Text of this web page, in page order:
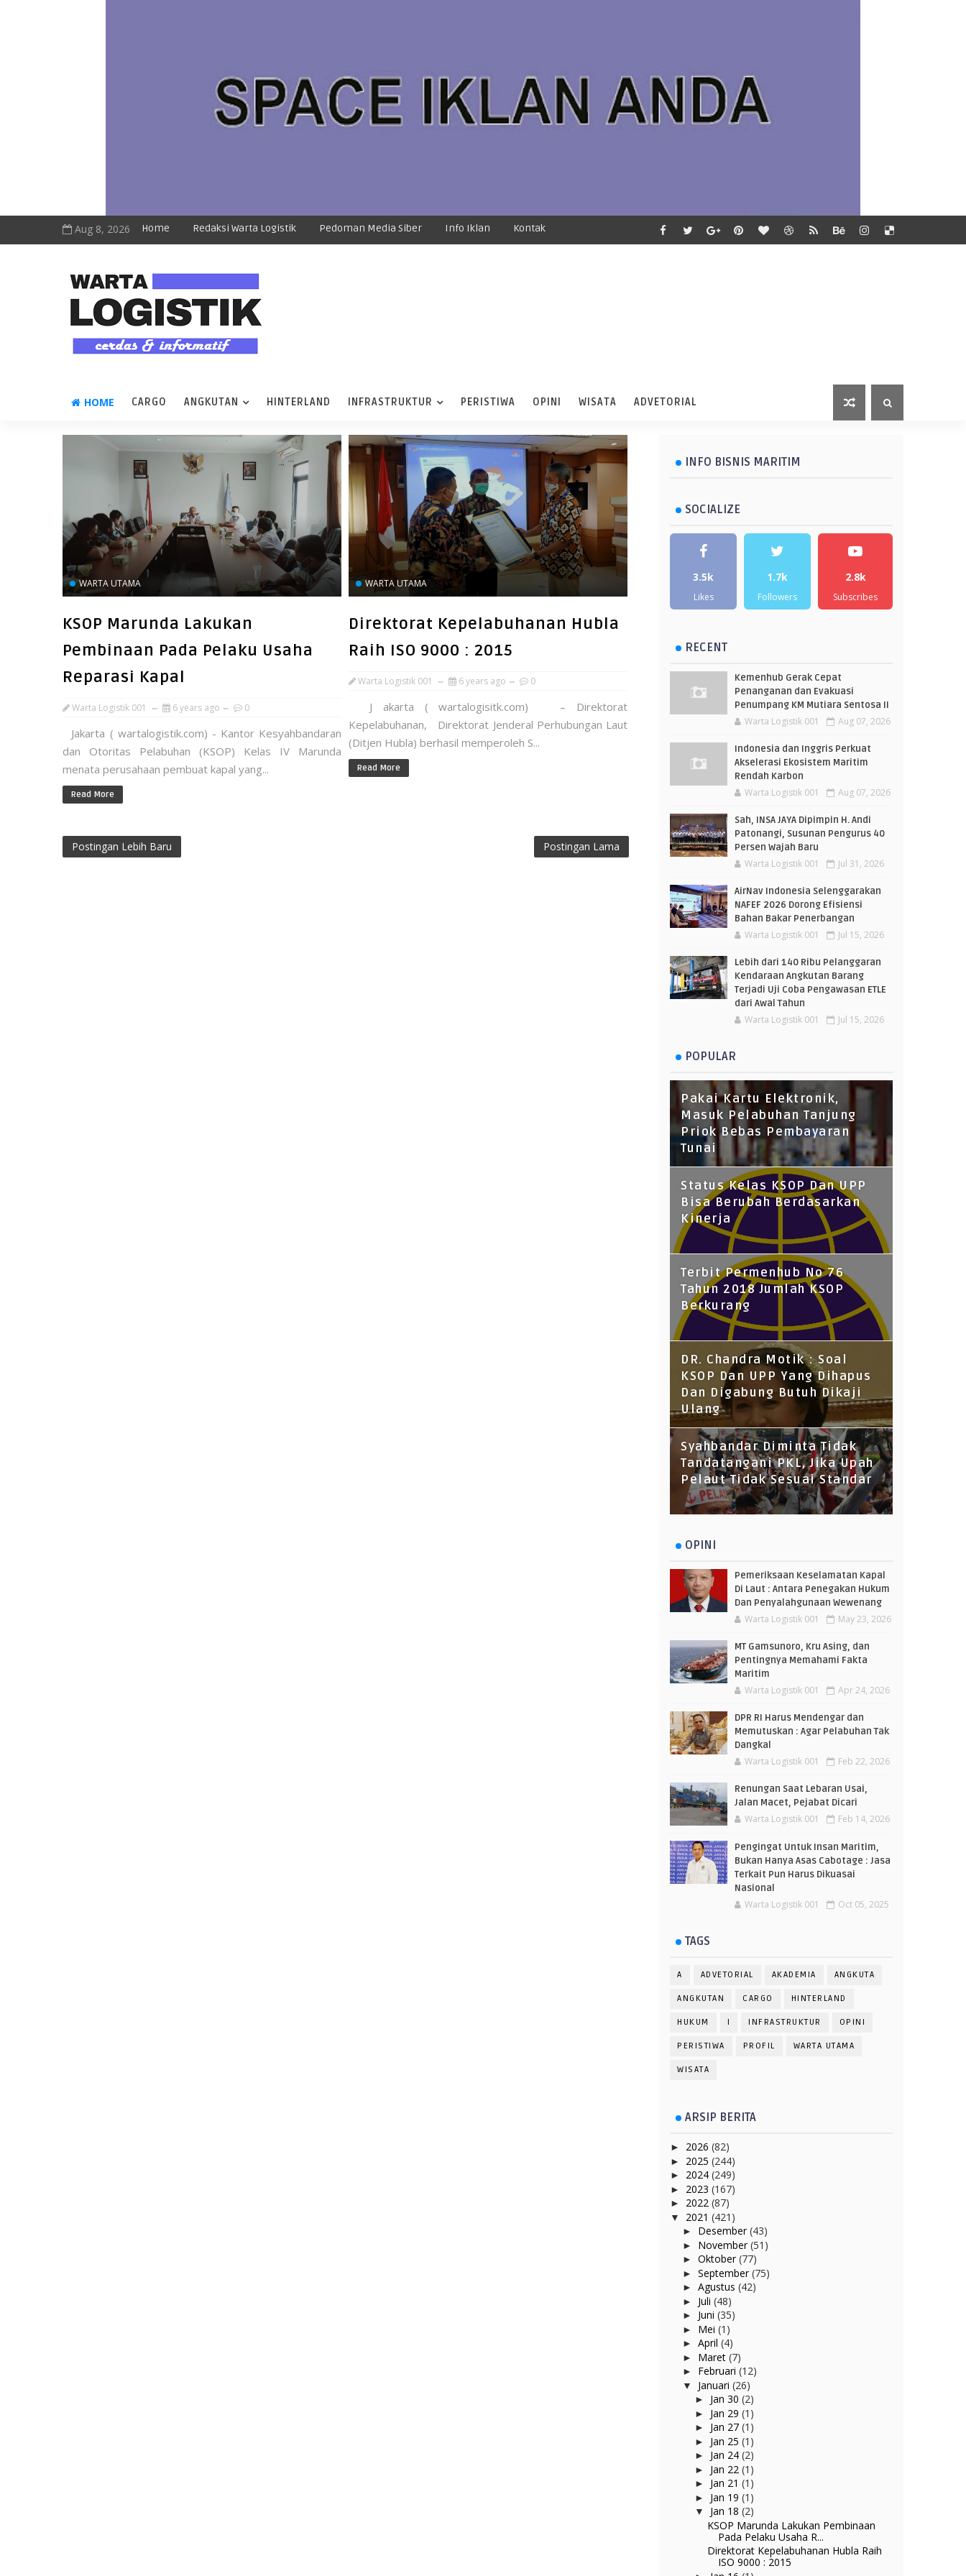
Aug 8, 2026 Home Redaksi Warta Logistik Pedoman Media Siber Info Iklan Kontak
HOME CARGO ANGKUTAN HINTERLAND INFRASTRUKTUR PERISTIWA OPINI WISATA ADVETORIAL
WARTA UTAMA
KSOP Marunda Lakukan
Pembinaan Pada Pelaku Usaha
Reparasi Kapal
Warta Logistik 001 6 years ago 0
Jakarta ( wartalogistik.com) - Kantor Kesyahbandaran
dan Otoritas Pelabuhan (KSOP) Kelas IV Marunda
menata perusahaan pembuat kapal yang...
Read More
WARTA UTAMA
Direktorat Kepelabuhanan Hubla
Raih ISO 9000 : 2015
Warta Logistik 001 6 years ago 0
J akarta ( wartalogisitk.com) – Direktorat
Kepelabuhanan, Direktorat Jenderal Perhubungan Laut
(Ditjen Hubla) berhasil memperoleh S...
Read More
Postingan Lebih Baru Postingan Lama
INFO BISNIS MARITIM
SOCIALIZE
3.5k
Likes
1.7k
Followers
2.8k
Subscribes
RECENT
Kemenhub Gerak Cepat
Penanganan dan Evakuasi
Penumpang KM Mutiara Sentosa II
Warta Logistik 001 Aug 07, 2026
Indonesia dan Inggris Perkuat
Akselerasi Ekosistem Maritim
Rendah Karbon
Warta Logistik 001 Aug 07, 2026
Sah, INSA JAYA Dipimpin H. Andi
Patonangi, Susunan Pengurus 40
Persen Wajah Baru
Warta Logistik 001 Jul 31, 2026
AirNav Indonesia Selenggarakan
NAFEF 2026 Dorong Efisiensi
Bahan Bakar Penerbangan
Warta Logistik 001 Jul 15, 2026
Lebih dari 140 Ribu Pelanggaran
Kendaraan Angkutan Barang
Terjadi Uji Coba Pengawasan ETLE
dari Awal Tahun
Warta Logistik 001 Jul 15, 2026
POPULAR
Pakai Kartu Elektronik,
Masuk Pelabuhan Tanjung
Priok Bebas Pembayaran
Tunai
Status Kelas KSOP Dan UPP
Bisa Berubah Berdasarkan
Kinerja
Terbit Permenhub No 76
Tahun 2018 Jumlah KSOP
Berkurang
DR. Chandra Motik : Soal
KSOP Dan UPP Yang Dihapus
Dan Digabung Butuh Dikaji
Ulang
Syahbandar Diminta Tidak
Tandatangani PKL, Jika Upah
Pelaut Tidak Sesuai Standar
OPINI
Pemeriksaan Keselamatan Kapal
Di Laut : Antara Penegakan Hukum
Dan Penyalahgunaan Wewenang
Warta Logistik 001 May 23, 2026
MT Gamsunoro, Kru Asing, dan
Pentingnya Memahami Fakta
Maritim
Warta Logistik 001 Apr 24, 2026
DPR RI Harus Mendengar dan
Memutuskan : Agar Pelabuhan Tak
Dangkal
Warta Logistik 001 Feb 22, 2026
Renungan Saat Lebaran Usai,
Jalan Macet, Pejabat Dicari
Warta Logistik 001 Feb 14, 2026
Pengingat Untuk Insan Maritim,
Bukan Hanya Asas Cabotage : Jasa
Terkait Pun Harus Dikuasai
Nasional
Warta Logistik 001 Oct 05, 2025
TAGS
A ADVETORIAL AKADEMIA ANGKUTA
ANGKUTAN CARGO HINTERLAND
HUKUM I INFRASTRUKTUR OPINI
PERISTIWA PROFIL WARTA UTAMA
WISATA
ARSIP BERITA
► 2026 (82)
► 2025 (244)
► 2024 (249)
► 2023 (167)
► 2022 (87)
▼ 2021 (421)
► Desember(43)
► November(51)
► Oktober(77)
► September(75)
► Agustus (42)
► Juli (48)
► Juni (35)
► Mei (1)
► April (4)
► Maret (7)
► Februari (12)
▼ Januari (26)
► Jan 30 (2)
► Jan 29 (1)
► Jan 27 (1)
► Jan 25 (1)
► Jan 24 (2)
► Jan 22 (1)
► Jan 21 (1)
► Jan 19 (1)
▼ Jan 18 (2)
KSOP Marunda Lakukan Pembinaan
Pada Pelaku Usaha R...
Direktorat Kepelabuhanan Hubla Raih
ISO 9000 : 2015